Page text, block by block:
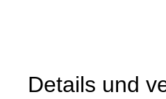
Details und